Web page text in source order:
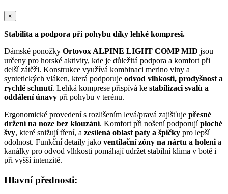
×
Stabilita a podpora při pohybu díky lehké kompresi.
Dámské ponožky Ortovox ALPINE LIGHT COMP MID jsou
určeny pro horské aktivity, kde je důležitá podpora a komfort při
delší zátěži. Konstrukce využívá kombinaci merino vlny a
syntetických vláken, která podporuje odvod vlhkosti, prodyšnost a
rychlé schnutí. Lehká komprese přispívá ke stabilizaci svalů a
oddálení únavy při pohybu v terénu.
Ergonomické provedení s rozlišením levá/pravá zajišťuje přesné
držení na noze bez klouzání. Komfort při nošení podporujíploché
švy, které snižují tření, a zesílená oblast paty a špičky pro lepší
odolnost. Funkční detaily jako ventilační zóny na nártu a holeni a
kanálky pro odvod vlhkosti pomáhají udržet stabilní klima v botě i
při vyšší intenzitě.
Hlavní přednosti: